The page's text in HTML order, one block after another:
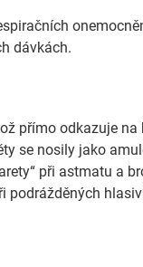
dávkách.
přímo odkazuje
se nosily jako
při astmatu a
podrážděných